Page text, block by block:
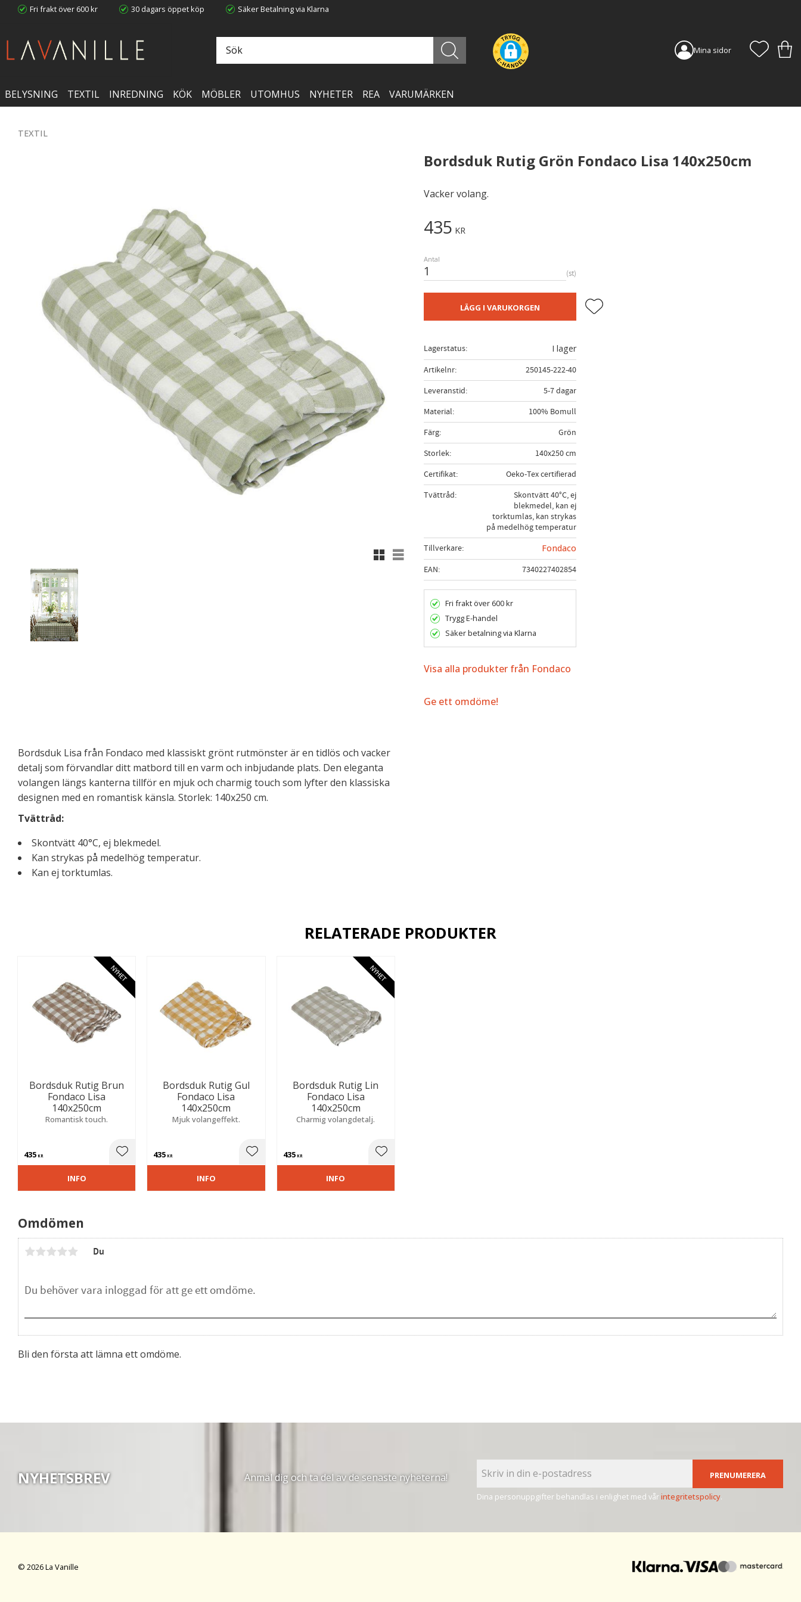
Fri frakt över 600 kr 30 dagars öppet köp Säker Betalning via Klarna
Mina sidor
BELYSNING TEXTIL INREDNING KÖK MÖBLER UTOMHUS NYHETER REA VARUMÄRKEN
TEXTIL
Bordsduk Rutig Grön Fondaco Lisa 140x250cm
Vacker volang.
Rutnätsvy
Listvy
435 KR
Antal
st
LÄGG I VARUKORGEN Lägg till i favoriter
Lagerstatus
I lager
Artikelnr
250145-222-40
Leveranstid
5-7 dagar
Material
100% Bomull
Färg
Grön
Storlek
140x250 cm
Certifikat
Oeko-Tex certifierad
Tvättråd
Skontvätt 40°C, ej
blekmedel, kan ej
torktumlas, kan strykas
på medelhög temperatur
Tillverkare
Fondaco
EAN
7340227402854
Fri frakt över 600 kr
Trygg E-handel
Säker betalning via Klarna
Visa alla produkter från Fondaco
Ge ett omdöme!
Bordsduk Lisa från Fondaco med klassiskt grönt rutmönster är en tidlös och vacker
detalj som förvandlar ditt matbord till en varm och inbjudande plats. Den eleganta
volangen längs kanterna tillför en mjuk och charmig touch som lyfter den klassiska
designen med en romantisk känsla. Storlek: 140x250 cm.
Tvättråd:
Skontvätt 40°C, ej blekmedel.
Kan strykas på medelhög temperatur.
Kan ej torktumlas.
Omdömen
Du
Bli den första att lämna ett omdöme.
RELATERADE PRODUKTER
Bordsduk Rutig Brun
Fondaco Lisa
140x250cm
Romantisk touch.
435 KR
NYHET
Lägg till i favoriter
INFO
Bordsduk Rutig Gul
Fondaco Lisa
140x250cm
Mjuk volangeffekt.
435 KR Lägg till i favoriter
INFO
Bordsduk Rutig Lin
Fondaco Lisa
140x250cm
Charmig volangdetalj.
435KR
NYHET
Lägg till i favoriter
INFO
NYHETSBREV Anmäl dig och ta del av de senaste nyheterna! PRENUMERERA
Dina personuppgifter behandlas i enlighet med vårintegritetspolicy.
© 2026 La Vanille